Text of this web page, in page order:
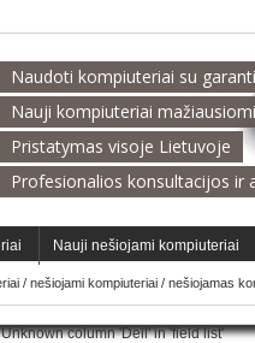
Naudoti kompiuteriai su
Nauji kompiuteriai
Pristatymas visoje Lietuvoje
Profesionalios konsultacijos ir
Nauji nešiojami kompiuteriai
/ nešiojami kompiuteriai / nešiojamas
Unknown column 'Dell' in 'field list'